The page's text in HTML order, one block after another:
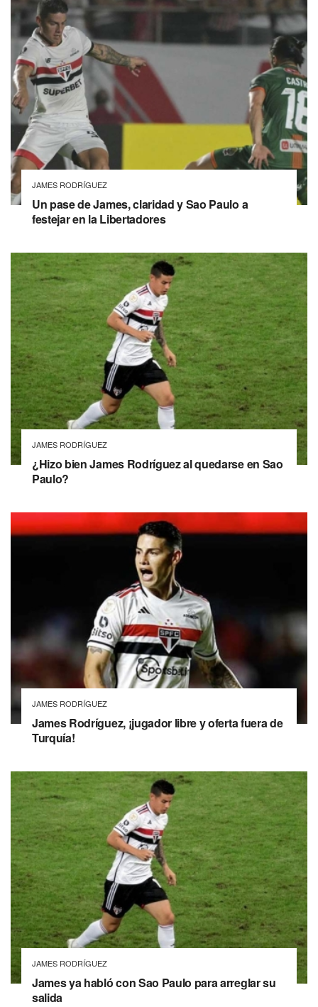
JAMES RODRÍGUEZ
Un pase de James, claridad y Sao Paulo a
festejar en la Libertadores
JAMES RODRÍGUEZ
¿Hizo bien James Rodríguez al quedarse en Sao
Paulo?
JAMES RODRÍGUEZ
James Rodríguez, ¡jugador libre y oferta fuera de
Turquía!
JAMES RODRÍGUEZ
James ya habló con Sao Paulo para arreglar su
salida